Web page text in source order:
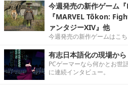
今週発売の新作ゲーム
『MARVEL Tōkon:
ァンタジーXIV』他
今週発売の新作ゲームはこち
有志日本語化の現場から
PCゲーマーなら何かとお世
に連続インタビュー。